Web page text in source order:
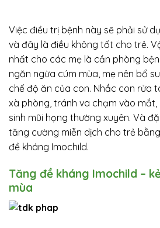
Việc điều trị bệnh này sẽ phải sử
và đây là điều không tốt cho trẻ.
nhất cho các mẹ là cần phòng
ngăn ngừa cúm mùa, mẹ nên bổ
chế độ ăn của con. Nhắc con rửa
xà phòng, tránh va chạm vào mắt,
sinh mũi họng thường xuyên. Và
tăng cường miễn dịch cho trẻ
đề kháng Imochild.
Tăng đề kháng Imochild –
mùa